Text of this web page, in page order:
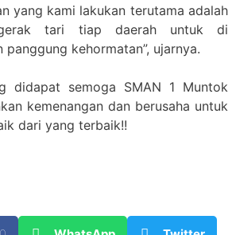
yang kami lakukan terutama adalah
gerak tari tiap daerah untuk di
kehormatan”, ujarnya.
didapat semoga SMAN 1 Muntok
kemenangan dan berusaha untuk
dari yang terbaik!!